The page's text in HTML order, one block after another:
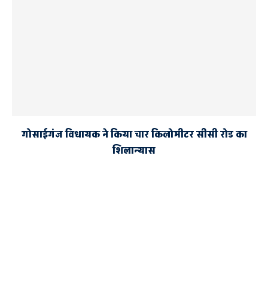
गोसाईगंज विधायक ने किया चार किलोमीटर सीसी रोड का
शिलान्यास